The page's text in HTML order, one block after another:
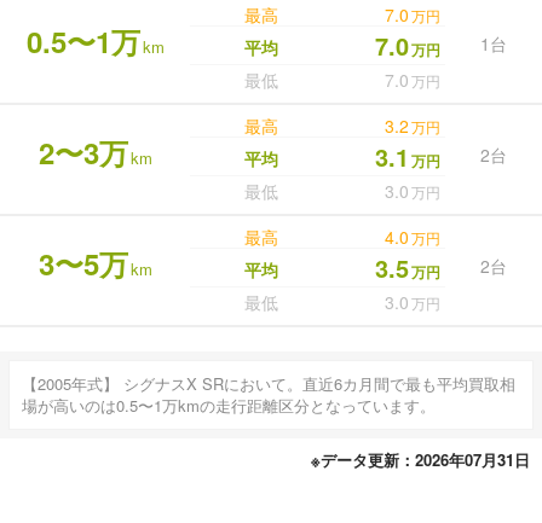
0.5〜1万km
最高 7.0万円
1台
平均 7.0万円
最低 7.0万円
2〜3万km
最高 3.2万円
2台
平均 3.1 万円
最低 3.0万円
3〜5万km
最高 4.0万円
2台
平均 3.5万円
最低 3.0万円
【2005年式】 シグナスX SRにおいて。直近6カ月間で最も平均買取相
場が高いのは0.5〜1万kmの走行距離区分となっています。
※データ更新：2026年07月31日